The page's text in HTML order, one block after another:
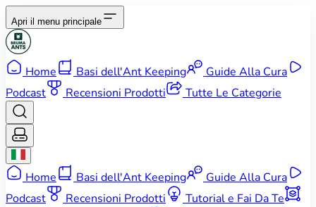
Apri il menu principale
Home Basi dell'Ant Keeping
Guide Alla Cura
Podcast
Recensioni Prodotti Tutte Le Categorie
Home Basi dell'Ant Keeping
Guide Alla Cura
Podcast
Recensioni Prodotti
Tutorial e Fai Da Te